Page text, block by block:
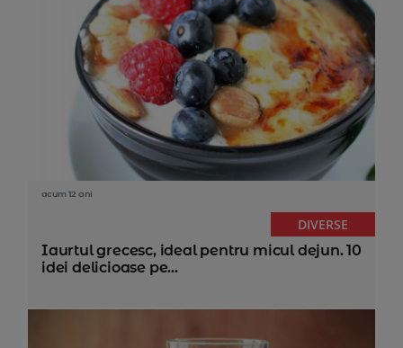
acum 12 ani
DIVERSE
Iaurtul grecesc, ideal pentru micul dejun. 10
idei delicioase pe...